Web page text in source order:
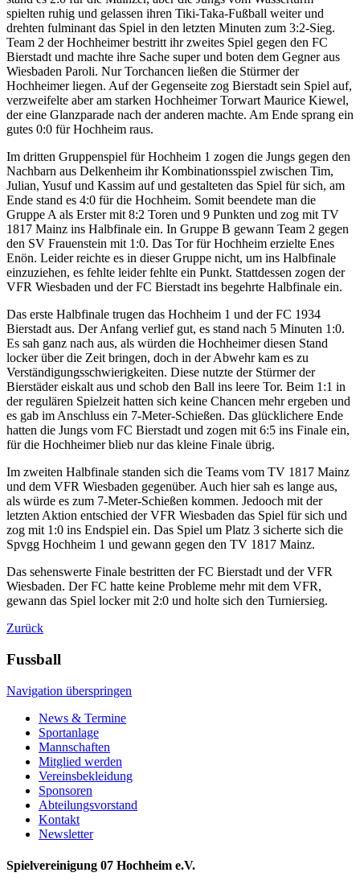
spielten ruhig und gelassen ihren Tiki-Taka-Fußball weiter und
drehten fulminant das Spiel in den letzten Minuten zum 3:2-Sieg.
Team 2 der Hochheimer bestritt ihr zweites Spiel gegen den FC
Bierstadt und machte ihre Sache super und boten dem Gegner aus
Wiesbaden Paroli. Nur Torchancen ließen die Stürmer der
Hochheimer liegen. Auf der Gegenseite zog Bierstadt sein Spiel auf,
verzweifelte aber am starken Hochheimer Torwart Maurice Kiewel,
der eine Glanzparade nach der anderen machte. Am Ende sprang ein
gutes 0:0 für Hochheim raus.
Im dritten Gruppenspiel für Hochheim 1 zogen die Jungs gegen den
Nachbarn aus Delkenheim ihr Kombinationsspiel zwischen Tim,
Julian, Yusuf und Kassim auf und gestalteten das Spiel für sich, am
Ende stand es 4:0 für die Hochheim. Somit beendete man die
Gruppe A als Erster mit 8:2 Toren und 9 Punkten und zog mit TV
1817 Mainz ins Halbfinale ein. In Gruppe B gewann Team 2 gegen
den SV Frauenstein mit 1:0. Das Tor für Hochheim erzielte Enes
Enön. Leider reichte es in dieser Gruppe nicht, um ins Halbfinale
einzuziehen, es fehlte leider fehlte ein Punkt. Stattdessen zogen der
VFR Wiesbaden und der FC Bierstadt ins begehrte Halbfinale ein.
Das erste Halbfinale trugen das Hochheim 1 und der FC 1934
Bierstadt aus. Der Anfang verlief gut, es stand nach 5 Minuten 1:0.
Es sah ganz nach aus, als würden die Hochheimer diesen Stand
locker über die Zeit bringen, doch in der Abwehr kam es zu
Verständigungsschwierigkeiten. Diese nutzte der Stürmer der
Bierstäder eiskalt aus und schob den Ball ins leere Tor. Beim 1:1 in
der regulären Spielzeit hatten sich keine Chancen mehr ergeben und
es gab im Anschluss ein 7-Meter-Schießen. Das glücklichere Ende
hatten die Jungs vom FC Bierstadt und zogen mit 6:5 ins Finale ein,
für die Hochheimer blieb nur das kleine Finale übrig.
Im zweiten Halbfinale standen sich die Teams vom TV 1817 Mainz
und dem VFR Wiesbaden gegenüber. Auch hier sah es lange aus,
als würde es zum 7-Meter-Schießen kommen. Jedooch mit der
letzten Aktion entschied der VFR Wiesbaden das Spiel für sich und
zog mit 1:0 ins Endspiel ein. Das Spiel um Platz 3 sicherte sich die
Spvgg Hochheim 1 und gewann gegen den TV 1817 Mainz.
Das sehenswerte Finale bestritten der FC Bierstadt und der VFR
Wiesbaden. Der FC hatte keine Probleme mehr mit dem VFR,
gewann das Spiel locker mit 2:0 und holte sich den Turniersieg.
Zurück
Fussball
Navigation überspringen
News & Termine
Sportanlage
Mannschaften
Mitglied werden
Vereinsbekleidung
Sponsoren
Abteilungsvorstand
Kontakt
Newsletter
Spielvereinigung 07 Hochheim e.V.